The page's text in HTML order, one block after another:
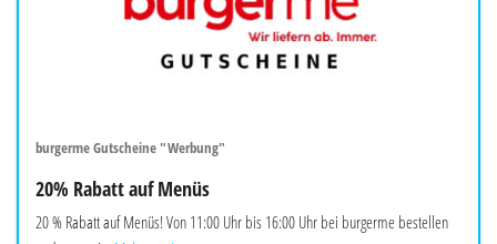
burgerme Gutscheine "Werbung"
20% Rabatt auf Menüs
20 % Rabatt auf Menüs! Von 11:00 Uhr bis 16:00 Uhr bei burgerme bestellen